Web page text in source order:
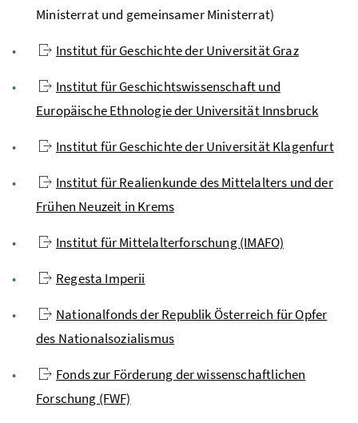
Ministerrat und gemeinsamer Ministerrat)
Institut für Geschichte der Universität Graz
Institut für Geschichtswissenschaft und
Europäische Ethnologie der Universität Innsbruck
Institut für Geschichte der Universität Klagenfurt
Institut für Realienkunde des Mittelalters und der
Frühen Neuzeit in Krems
Institut für Mittelalterforschung (IMAFO)
Regesta Imperii
Nationalfonds der Republik Österreich für Opfer
des Nationalsozialismus
Fonds zur Förderung der wissenschaftlichen
Forschung (FWF)